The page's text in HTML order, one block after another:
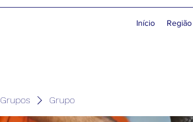
Início
Grupos Grupo